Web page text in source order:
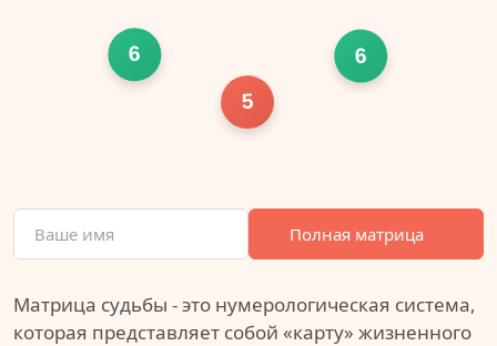
5
6
6
Полная матрица
Матрица судьбы - это нумерологическая система,
которая представляет собой «карту» жизненного